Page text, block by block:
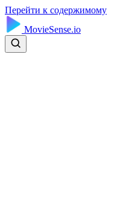
Перейти к содержимому
MovieSense.io